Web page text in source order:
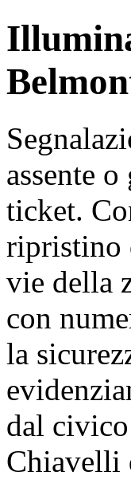
assente
ticket.
ripristino
vie della
con
la
dal
Chiavelli